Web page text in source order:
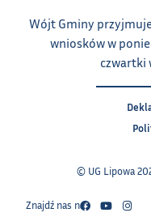
Wójt Gminy
wniosków w
czwartki
© UG Lipowa
Znajdź nas na: